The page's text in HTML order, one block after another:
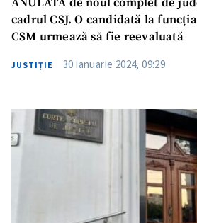
Trimite o informație
cadrul CSJ. O candidată la
CSM urmează să fie reevaluată
JUSTIȚIE 30 ianuarie 2024, 09:29